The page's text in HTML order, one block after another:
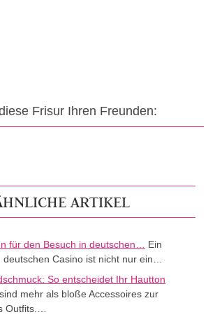
Frisur Ihren Freunden:
ARTIKEL
für den Besuch in deutschen…
Ein
deutschen Casino ist nicht nur ein…
So entscheidet Ihr Hautton
mehr als bloße Accessoires zur
Outfits.…